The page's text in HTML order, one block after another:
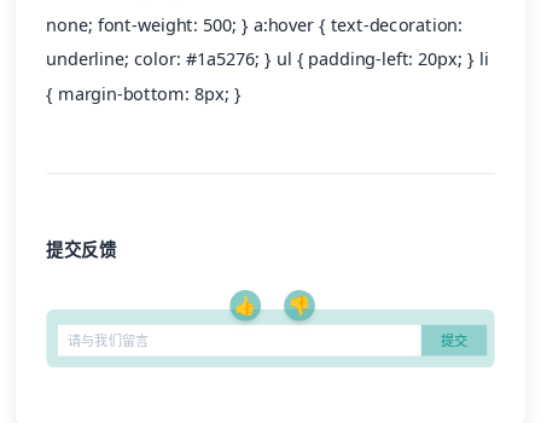
none; font-weight: 500; } a:hover { text-decoration:
underline; color: #1a5276; } ul { padding-left: 20px; } li
{ margin-bottom: 8px; }
提交反馈
👍 👎